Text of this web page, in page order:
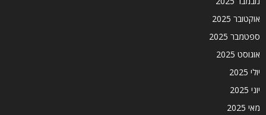
אוקטובר 2025
ספטמבר 2025
אוגוסט 2025
יולי 2025
יוני 2025
מאי 2025